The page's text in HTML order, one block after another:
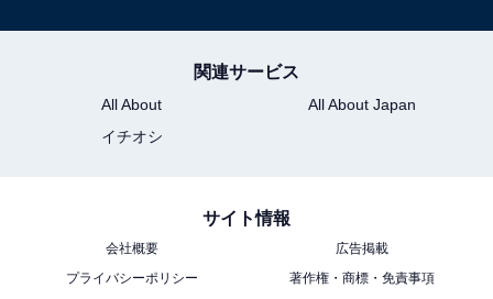
関連サービス
All About
All About Japan
イチオシ
サイト情報
会社概要
広告掲載
プライバシーポリシー
著作権・商標・免責事項